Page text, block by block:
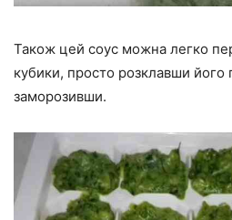
Також цей соус можна легко
кубики, просто розклавши його
заморозивши.